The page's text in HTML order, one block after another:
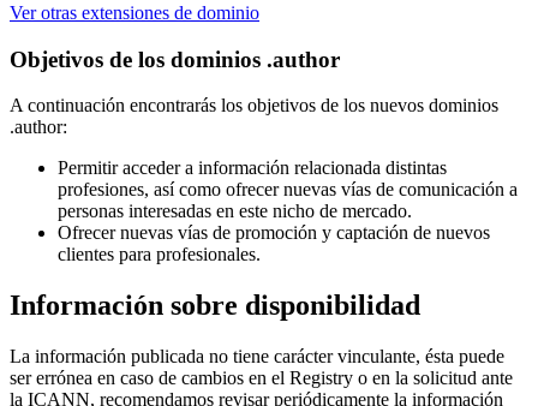
Ver otras extensiones de dominio
Objetivos de los dominios .author
A continuación encontrarás los objetivos de los nuevos dominios
.author:
Permitir acceder a información relacionada distintas
profesiones, así como ofrecer nuevas vías de comunicación a
personas interesadas en este nicho de mercado.
Ofrecer nuevas vías de promoción y captación de nuevos
clientes para profesionales.
Información sobre disponibilidad
La información publicada no tiene carácter vinculante, ésta puede
ser errónea en caso de cambios en el Registry o en la solicitud ante
la ICANN, recomendamos revisar periódicamente la información